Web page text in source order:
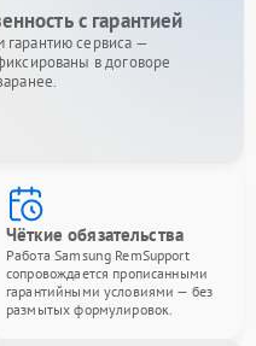
с гарантией
сервиса —
в договоре
Чёткие обязательства
Работа Samsung RemSupport
сопровождается прописанными
гарантийными условиями — без
размытых формулировок.